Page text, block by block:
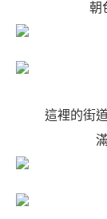
朝
這裡的街